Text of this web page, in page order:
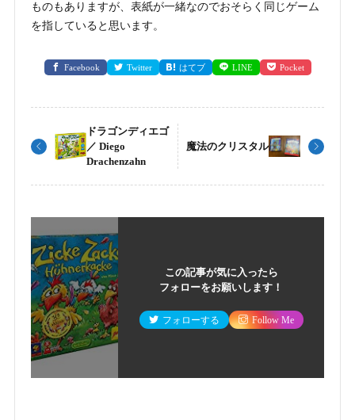
ものもありますが、表紙が一緒なのでおそらく同じゲーム
を指していると思います。
Facebook Twitter はてブ LINE Pocket
ドラゴンディエゴ
／ Diego
Drachenzahn
魔法のクリスタル
この記事が気に入ったら
フォローをお願いします！
フォローする Follow Me